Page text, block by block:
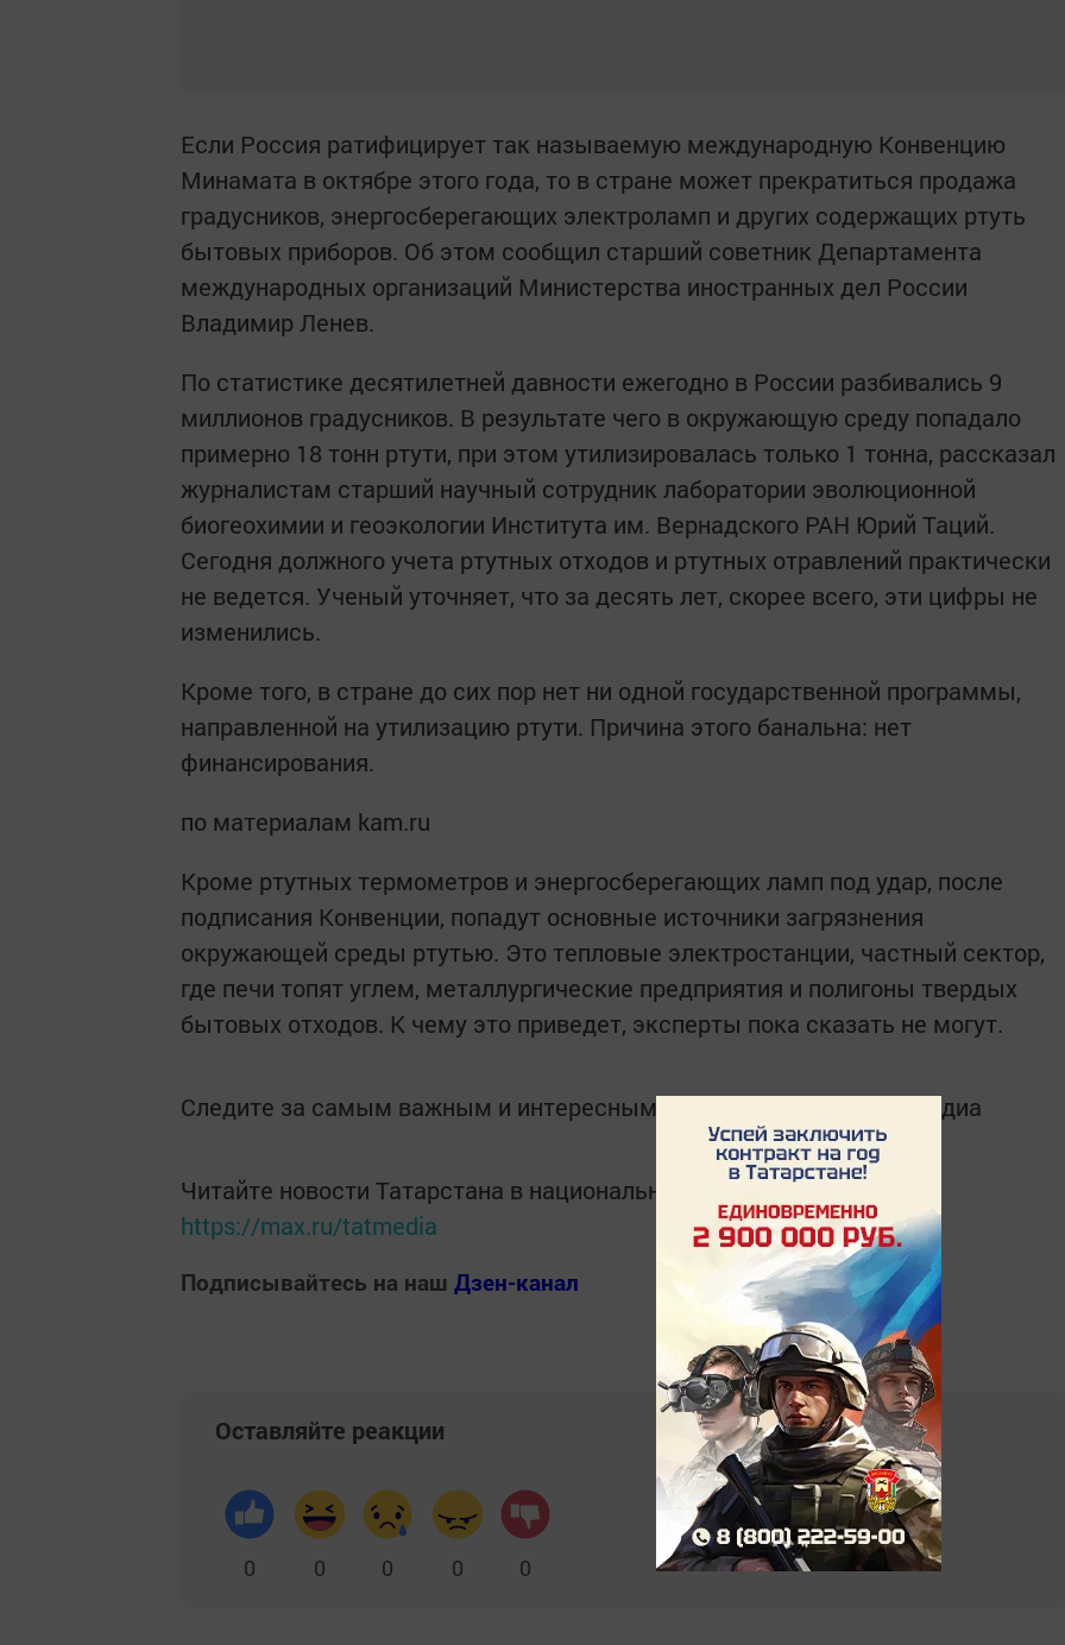
Если Россия ратифицирует так называемую международную Конвенцию
Минамата в октябре этого года, то в стране может прекратиться продажа
градусников, энергосберегающих электроламп и других содержащих ртуть
бытовых приборов. Об этом сообщил старший советник Департамента
международных организаций Министерства иностранных дел России
Владимир Ленев.
По статистике десятилетней давности ежегодно в России разбивались 9
миллионов градусников. В результате чего в окружающую среду попадало
примерно 18 тонн ртути, при этом утилизировалась только 1 тонна, рассказал
журналистам старший научный сотрудник лаборатории эволюционной
биогеохимии и геоэкологии Института им. Вернадского РАН Юрий Таций.
Сегодня должного учета ртутных отходов и ртутных отравлений практически
не ведется. Ученый уточняет, что за десять лет, скорее всего, эти цифры не
изменились.
Кроме того, в стране до сих пор нет ни одной государственной программы,
направленной на утилизацию ртути. Причина этого банальна: нет
финансирования.
по материалам kam.ru
Кроме ртутных термометров и энергосберегающих ламп под удар, после
подписания Конвенции, попадут основные источники загрязнения
окружающей среды ртутью. Это тепловые электростанции, частный сектор,
где печи топят углем, металлургические предприятия и полигоны твердых
бытовых отходов. К чему это приведет, эксперты пока сказать не могут.
Следите за самым важным и интересным вTelegram-каналеТатмедиа
Читайте новости Татарстана в национальном мессенджере MАХ:
https://max.ru/tatmedia
Подписывайтесь на наш Дзен-канал
Оставляйте реакции
0 0 0 0 0